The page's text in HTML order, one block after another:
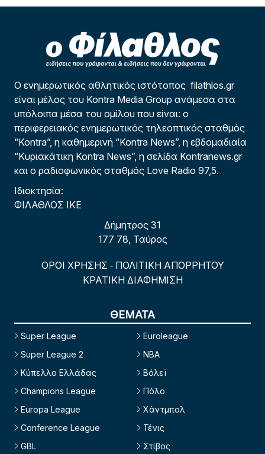
Ο ενημερωτικός αθλητικός ιστότοπος filathlos.gr
είναι μέλος του Kontra Media Group ανάμεσα στα
υπόλοιπα μέσα του ομίλου που είναι: ο
περιφερειακός ενημερωτικός τηλεοπτικός σταθμός
“Kontra”, η καθημερινή “Kontra News”, η εβδομαδιαία
“Κυριακάτικη Kontra News”, η σελίδα Kontranews.gr
και ο ραδιοφωνικός σταθμός Love Radio 97,5.
Ιδιοκτησία:
ΦΙΛΑΘΛΟΣ ΙΚΕ
Δήμητρος 31
177 78, Ταύρος
ΟΡΟΙ ΧΡΗΣΗΣ - ΠΟΛΙΤΙΚΗ ΑΠΟΡΡΗΤΟΥ
ΚΡΑΤΙΚΗ ΔΙΑΦΗΜΙΣΗ
ΘΕΜΑΤΑ
Super League
Super League 2
Κύπελλο Ελλάδας
Champions League
Europa League
Conference League
GBL
Euroleague
NBA
Βόλεϊ
Πόλο
Χάντμπολ
Τένις
Στίβος